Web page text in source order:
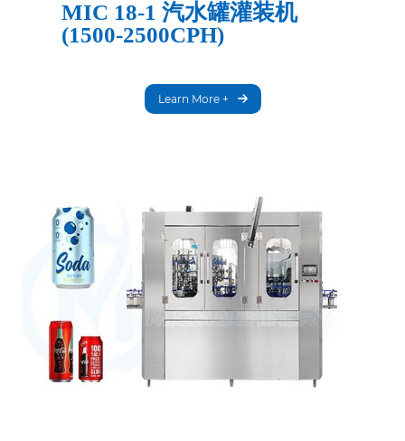
MIC 18-1 汽水罐灌装机
(1500-2500CPH)
Learn More +